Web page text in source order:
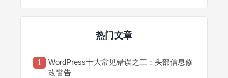
热门文章
1
WordPress十大常见错误之三：头部信息修
改警告